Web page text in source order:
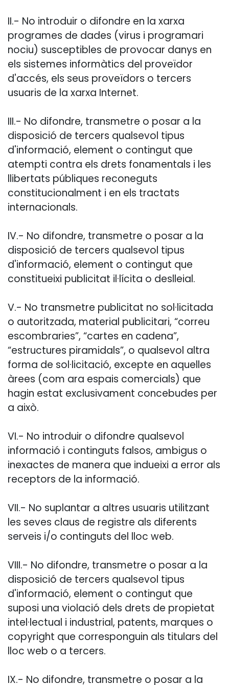
II.- No introduir o difondre en la xarxa
programes de dades (virus i programari
nociu) susceptibles de provocar danys en
els sistemes informàtics del proveïdor
d'accés, els seus proveïdors o tercers
usuaris de la xarxa Internet.
III.- No difondre, transmetre o posar a la
disposició de tercers qualsevol tipus
d'informació, element o contingut que
atempti contra els drets fonamentals i les
llibertats públiques reconeguts
constitucionalment i en els tractats
internacionals.
IV.- No difondre, transmetre o posar a la
disposició de tercers qualsevol tipus
d'informació, element o contingut que
constitueixi publicitat il·lícita o deslleial.
V.- No transmetre publicitat no sol·licitada
o autoritzada, material publicitari, “correu
escombraries”, “cartes en cadena”,
“estructures piramidals”, o qualsevol altra
forma de sol·licitació, excepte en aquelles
àrees (com ara espais comercials) que
hagin estat exclusivament concebudes per
a això.
VI.- No introduir o difondre qualsevol
informació i continguts falsos, ambigus o
inexactes de manera que indueixi a error als
receptors de la informació.
VII.- No suplantar a altres usuaris utilitzant
les seves claus de registre als diferents
serveis i/o continguts del lloc web.
VIII.- No difondre, transmetre o posar a la
disposició de tercers qualsevol tipus
d'informació, element o contingut que
suposi una violació dels drets de propietat
intel·lectual i industrial, patents, marques o
copyright que corresponguin als titulars del
lloc web o a tercers.
IX.- No difondre, transmetre o posar a la